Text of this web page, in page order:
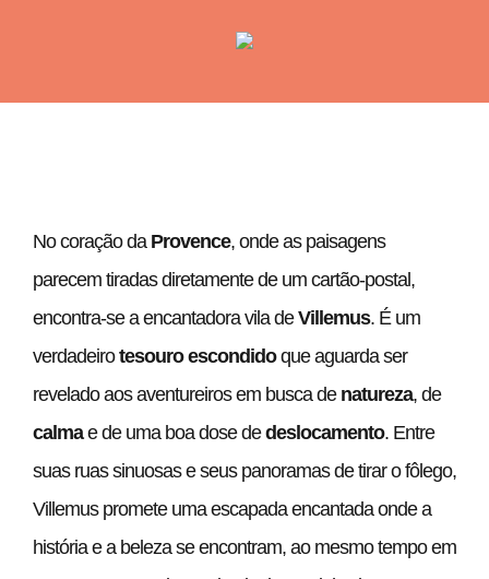
No coração da Provence, onde as paisagens
parecem tiradas diretamente de um cartão-postal,
encontra-se a encantadora vila deVillemus. É um
verdadeirotesouro escondidoque aguarda ser
revelado aos aventureiros em busca de natureza, de
calmae de uma boa dose dedeslocamento. Entre
suas ruas sinuosas e seus panoramas de tirar o fôlego,
Villemus promete uma escapada encantada onde a
história e a beleza se encontram, ao mesmo tempo em